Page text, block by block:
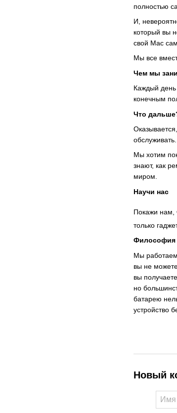
полностью
И,
который вы
свой Mac
Мы все
Чем мы
Каждый день
конечным
Что
Мы хотим
знают, как
миром.
Научи нас
Покажи нам,
только
Философия
Мы работаем
вы не
вы
но
батарею
устройство
Новый